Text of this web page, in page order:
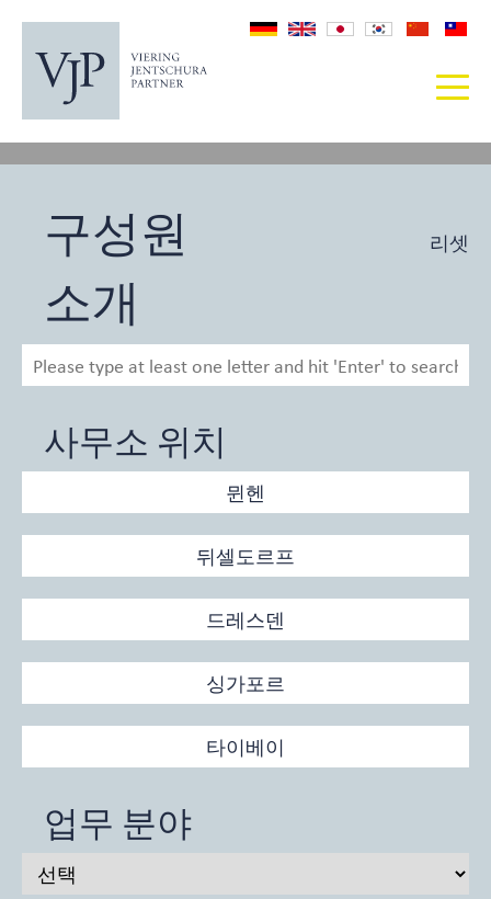
구성원
소개
리셋
사무소 위치
뮌헨
뒤셀도르프
드레스덴
싱가포르
타이베이
업무 분야